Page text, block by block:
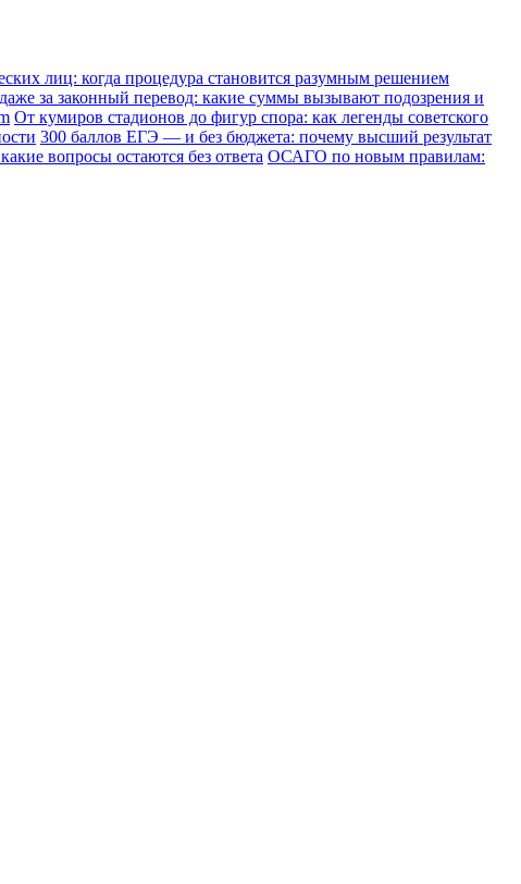
лиц: когда процедура становится разумным решением
за законный перевод: какие суммы вызывают подозрения и
От кумиров стадионов до фигур спора: как легенды советского
300 баллов ЕГЭ — и без бюджета: почему высший результат
вопросы остаются без ответа ОСАГО по новым правилам: